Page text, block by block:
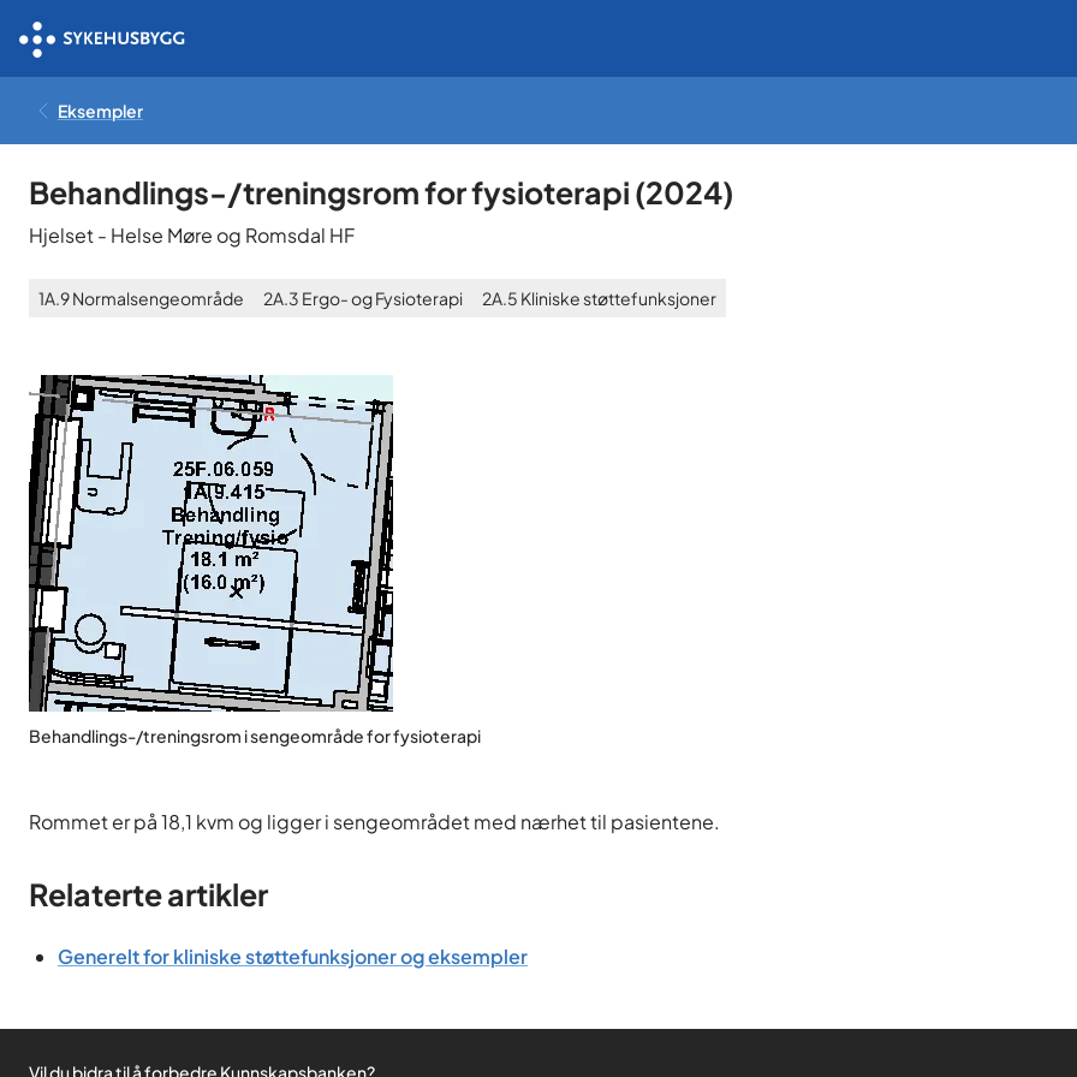
Eksempler
Behandlings-/treningsrom for fysioterapi(2024)
Hjelset- Helse Møre og Romsdal HF
1A.9Normalsengeområde 2A.3 Ergo- og Fysioterapi 2A.5 Kliniske støttefunksjoner
Behandlings-/treningsrom i sengeområde for fysioterapi
Rommet er på 18,1 kvm og ligger i sengeområdet med nærhet til pasientene.
Relaterte artikler
Generelt for kliniske støttefunksjoner og eksempler
Vil du bidra til å forbedre Kunnskapsbanken?